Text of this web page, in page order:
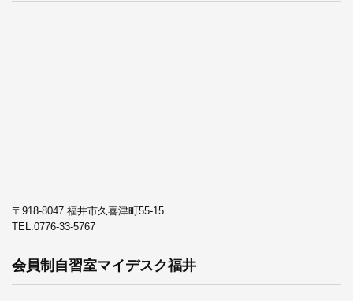
〒918-8047 福井市久喜津町55-15
TEL:0776-33-5767
会員制自習室マイデスク福井